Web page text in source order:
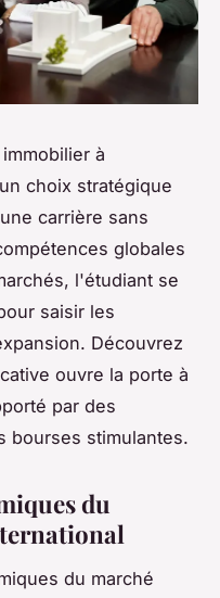
à
choix stratégique
carrière sans
globales
l'étudiant se
saisir les
Découvrez
ouvre la porte à
par des
bourses stimulantes.
du
du marché